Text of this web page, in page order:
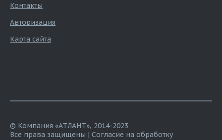
Контакты
Авторизация
Карта сайта
© Компания «АТЛАНТ», 2014-2023
Все права защищены | Согласие на обработку